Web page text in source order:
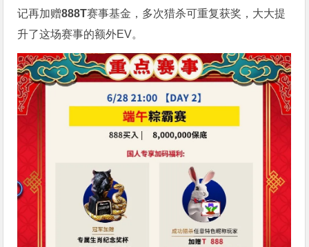
记再加赠888T赛事基金，多次猎杀可重复获奖，大大提
升了这场赛事的额外EV。